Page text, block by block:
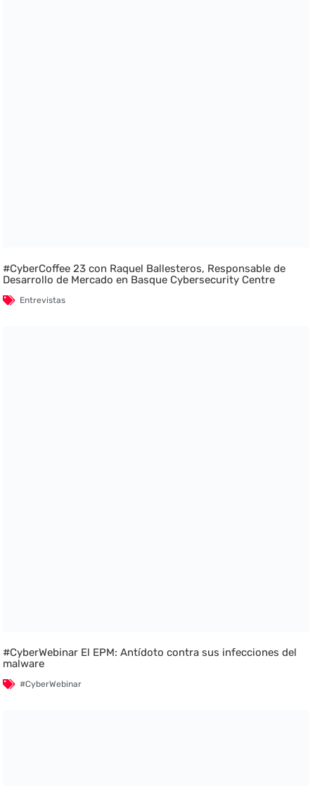
#CyberCoffee 23 con Raquel Ballesteros, Responsable de
Desarrollo de Mercado en Basque Cybersecurity Centre
Entrevistas
#CyberWebinar El EPM: Antídoto contra sus infecciones del
malware
#CyberWebinar